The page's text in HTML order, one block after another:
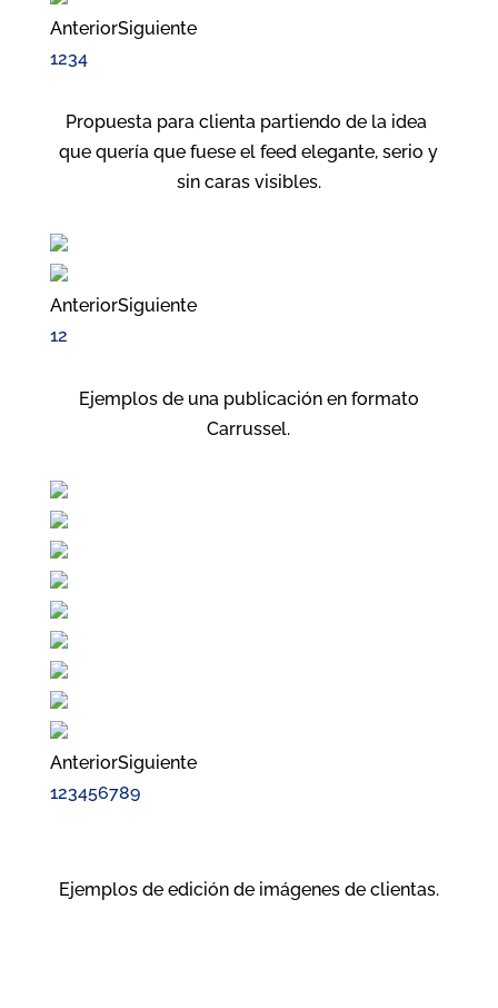
AnteriorSiguiente
1234
Propuesta para clienta partiendo de la idea
que quería que fuese el feed elegante, serio y
sin caras visibles.
AnteriorSiguiente
12
Ejemplos de una publicación en formato
Carrussel.
AnteriorSiguiente
123456789
Ejemplos de edición de imágenes de clientas.